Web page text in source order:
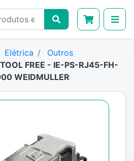
Elétrica
Outros
FREE - IE-PS-RJ45-FH-
WEIDMULLER